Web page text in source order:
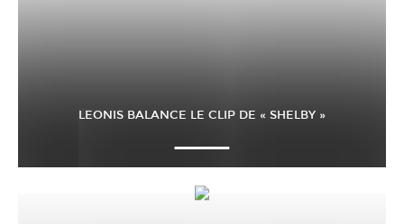
LEONIS BALANCE LE CLIP DE « SHELBY »